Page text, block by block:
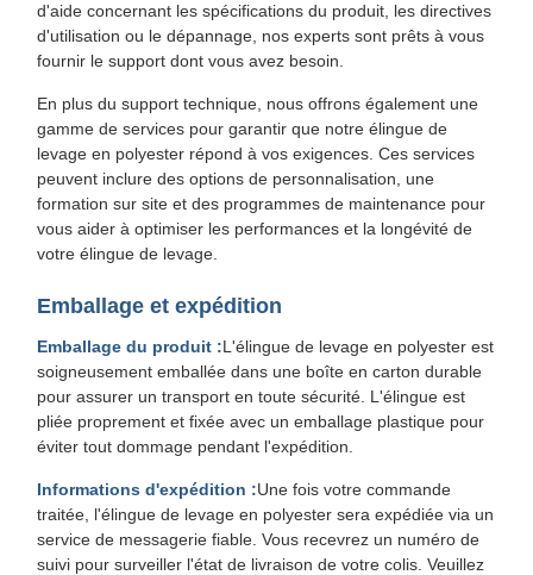
d'aide concernant les spécifications du produit, les directives
d'utilisation ou le dépannage, nos experts sont prêts à vous
fournir le support dont vous avez besoin.
En plus du support technique, nous offrons également une
gamme de services pour garantir que notre élingue de
levage en polyester répond à vos exigences. Ces services
peuvent inclure des options de personnalisation, une
formation sur site et des programmes de maintenance pour
vous aider à optimiser les performances et la longévité de
votre élingue de levage.
Emballage et expédition
Emballage du produit :L'élingue de levage en polyester est
soigneusement emballée dans une boîte en carton durable
pour assurer un transport en toute sécurité. L'élingue est
pliée proprement et fixée avec un emballage plastique pour
éviter tout dommage pendant l'expédition.
Informations d'expédition :Une fois votre commande
traitée, l'élingue de levage en polyester sera expédiée via un
service de messagerie fiable. Vous recevrez un numéro de
suivi pour surveiller l'état de livraison de votre colis. Veuillez